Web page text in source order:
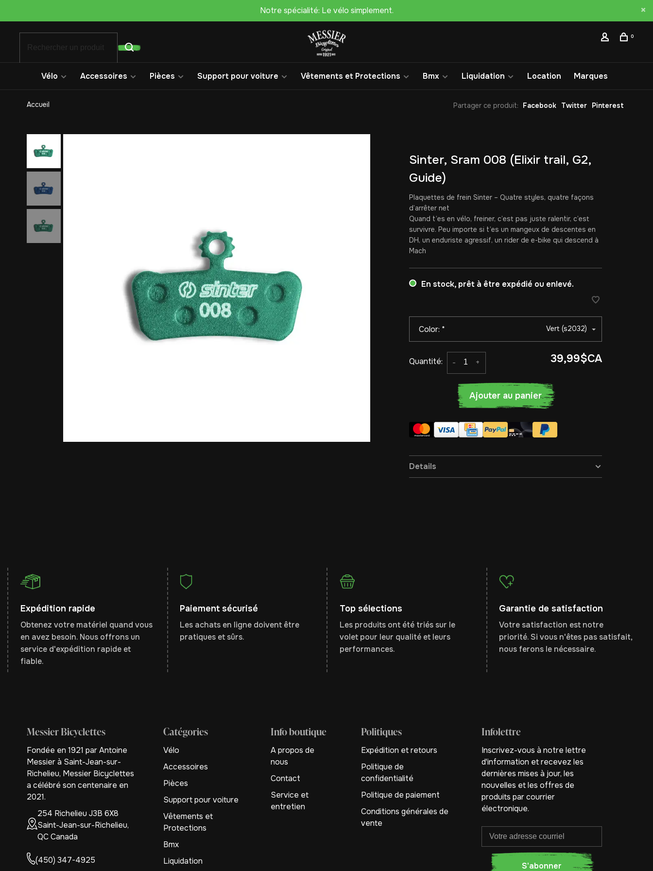
Notre spécialité: Le vélo simplement.
0
Vélo Accessoires Pièces Support pour voiture Vêtements et Protections Bmx Liquidation Location Marques
Accueil Partager ce produit: Facebook Twitter Pinterest
Sinter, Sram 008 (Elixir trail, G2,
Guide)
Plaquettes de frein Sinter – Quatre styles, quatre façons
d’arrêter net
Quand t’es en vélo, freiner, c’est pas juste ralentir, c’est
survivre. Peu importe si t’es un mangeux de descentes en
DH, un enduriste agressif, un rider de e-bike qui descend à
Mach
En stock, prêt à être expédié ou enlevé.
Color: * Vert (s2032)
Quantité: +
- 39,99$CA
Ajouter au panier
Details
Expédition rapide
Obtenez votre matériel quand vous
en avez besoin. Nous offrons un
service d'expédition rapide et
fiable.
Paiement sécurisé
Les achats en ligne doivent être
pratiques et sûrs.
Top sélections
Les produits ont été triés sur le
volet pour leur qualité et leurs
performances.
Garantie de satisfaction
Votre satisfaction est notre
priorité. Si vous n'êtes pas satisfait,
nous ferons le nécessaire.
Messier Bicyclettes
Fondée en 1921 par Antoine
Messier à Saint-Jean-sur-
Richelieu, Messier Bicyclettes
a célébré son centenaire en
2021.
254 Richelieu J3B 6X8
Saint-Jean-sur-Richelieu,
QC Canada
(450) 347-4925
Catégories
Vélo
Accessoires
Pièces
Support pour voiture
Vêtements et
Protections
Bmx
Liquidation
Info boutique
A propos de
nous
Contact
Service et
entretien
Politiques
Expédition et retours
Politique de
confidentialité
Politique de paiement
Conditions générales de
vente
Infolettre
Inscrivez-vous à notre lettre
d'information et recevez les
dernières mises à jour, les
nouvelles et les offres de
produits par courrier
électronique.
S'abonner